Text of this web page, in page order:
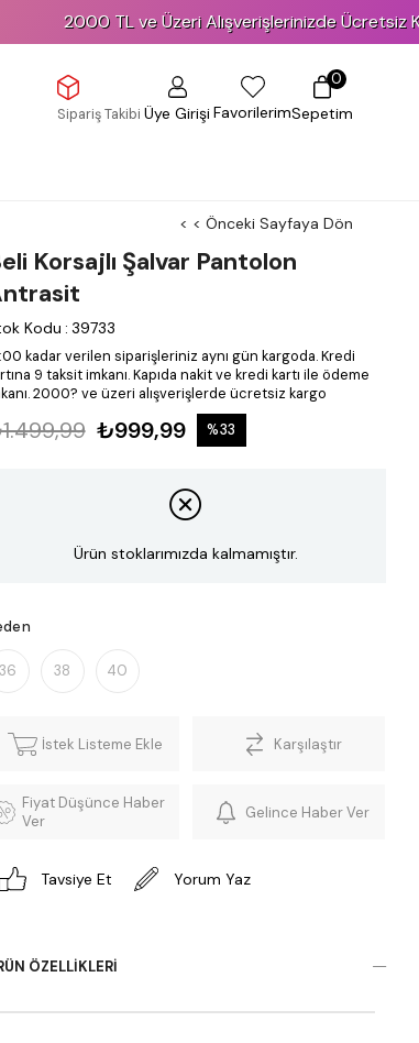
TL ve Üzeri Alışverişlerinizde Ücretsiz Kargo!
Sipariş Takibi Üye GirişiFavorilerimSepetim
0
< < Önceki Sayfaya Dön
Korsajlı Şalvar Pantolon
Kodu : 39733
kadar verilen siparişleriniz aynı gün kargoda. Kredi
9 taksit imkanı. Kapıda nakit ve kredi kartı ile ödeme
2000? ve üzeri alışverişlerde ücretsiz kargo
₺999,99 %33
Ürün stoklarımızda kalmamıştır.
36 38 40
İstek Listeme Ekle Karşılaştır
Fiyat Düşünce Haber
Ver
Gelince Haber Ver
Tavsiye Et Yorum Yaz
ÖZELLIKLERI